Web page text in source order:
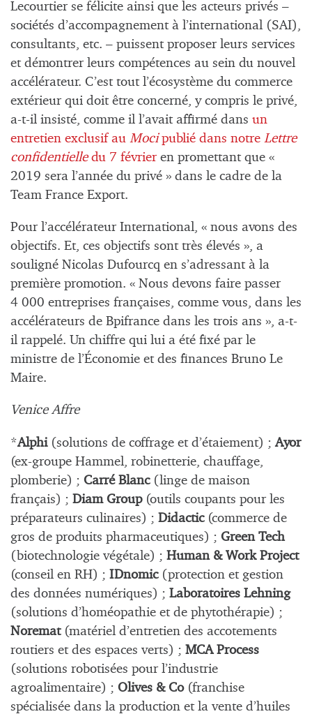
Lecourtier se félicite ainsi que les acteurs privés –
sociétés d’accompagnement à l’international (SAI),
consultants, etc. – puissent proposer leurs services
et démontrer leurs compétences au sein du nouvel
accélérateur. C’est tout l’écosystème du commerce
extérieur qui doit être concerné, y compris le privé,
a-t-il insisté, comme il l’avait affirmé dans un
entretien exclusif au Mocipublié dans notre Lettre
confidentielledu 7 févrieren promettant que «
2019 sera l’année du privé » dans le cadre de la
Team France Export.
Pour l’accélérateur International, « nous avons des
objectifs. Et, ces objectifs sont très élevés », a
souligné Nicolas Dufourcq en s’adressant à la
première promotion. « Nous devons faire passer
4 000 entreprises françaises, comme vous, dans les
accélérateurs de Bpifrance dans les trois ans », a-t-
il rappelé. Un chiffre qui lui a été fixé par le
ministre de l’Économie et des finances Bruno Le
Maire.
Venice Affre
*Alphi(solutions de coffrage et d’étaiement) ; Ayor
(ex-groupe Hammel, robinetterie, chauffage,
plomberie) ; Carré Blanc(linge de maison
français) ; Diam Group(outils coupants pour les
préparateurs culinaires) ; Didactic(commerce de
gros de produits pharmaceutiques) ; Green Tech
(biotechnologie végétale) ; Human & Work Project
(conseil en RH) ; IDnomic(protection et gestion
des données numériques) ; Laboratoires Lehning
(solutions d’homéopathie et de phytothérapie) ;
Noremat(matériel d’entretien des accotements
routiers et des espaces verts) ; MCA Process
(solutions robotisées pour l’industrie
agroalimentaire) ; Olives & Co (franchise
spécialisée dans la production et la vente d’huiles